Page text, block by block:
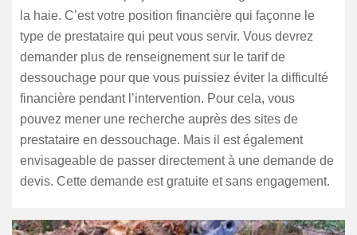
la haie. C’est votre position financière qui façonne le
type de prestataire qui peut vous servir. Vous devrez
demander plus de renseignement sur le tarif de
dessouchage pour que vous puissiez éviter la difficulté
financière pendant l’intervention. Pour cela, vous
pouvez mener une recherche auprès des sites de
prestataire en dessouchage. Mais il est également
envisageable de passer directement à une demande de
devis. Cette demande est gratuite et sans engagement.